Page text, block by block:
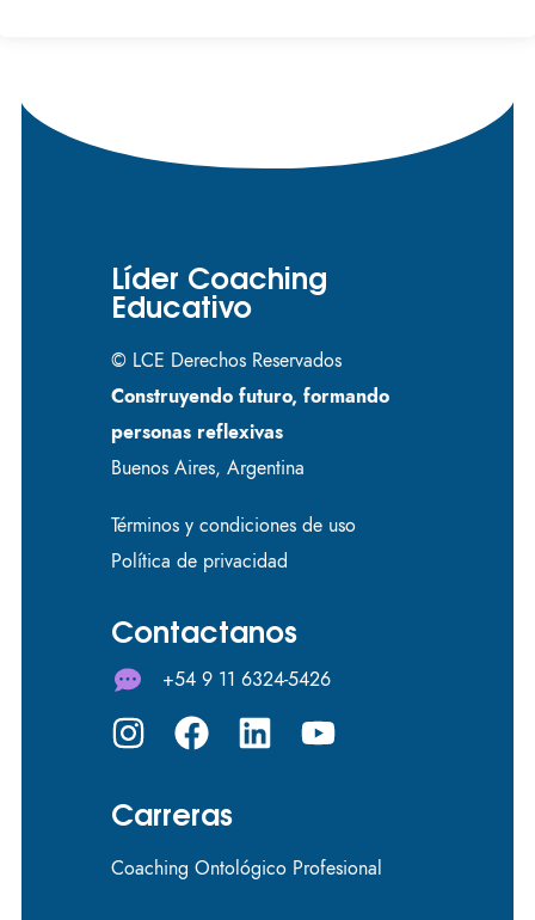
Líder Coaching
Educativo
© LCE Derechos Reservados
Construyendo futuro, formando
personas reflexivas
Buenos Aires, Argentina
Términos y condiciones de uso
Política de privacidad
Contactanos
+54 9 11 6324-5426
Carreras
Coaching Ontológico Profesional